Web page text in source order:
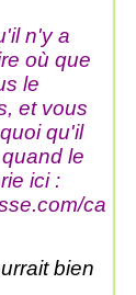
n'y a
où que
le
et vous
qu'il
le
ici :
ca
bien